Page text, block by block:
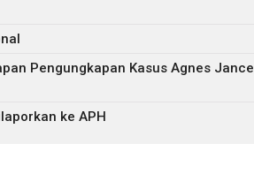
Pengungkapan Kasus Agnes Jance
ke APH